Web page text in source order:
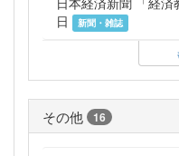
日
新聞・雑誌
その他 16